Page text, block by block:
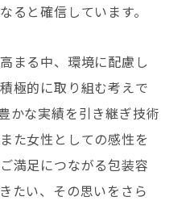
ると確信しています。
まる中、環境に配慮し
極的に取り組む考えで
かな実績を引き継ぎ技術
た女性としての感性を
満足につながる包装容
たい、その思いをさら